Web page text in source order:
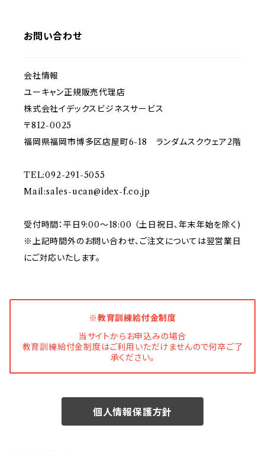
お問い合わせ
会社情報
ユーキャン正規販売代理店
株式会社イデックスビジネスサービス
〒812-0025
福岡県福岡市博多区店屋町6-18 ランダムスクウェア2階
TEL:092-291-5055
Mail:sales-ucan@idex-f.co.jp
受付時間：平日9:00～18:00 （土日祝日、年末年始を除く)
※上記時間外のお問い合わせ、ご注文については翌営業日
にご対応いたします。
※教育訓練給付金制度
当サイトからお申込みの場合
教育訓練給付金制度はご利用いただけませんので何卒ご了
承ください。
個人情報保護方針